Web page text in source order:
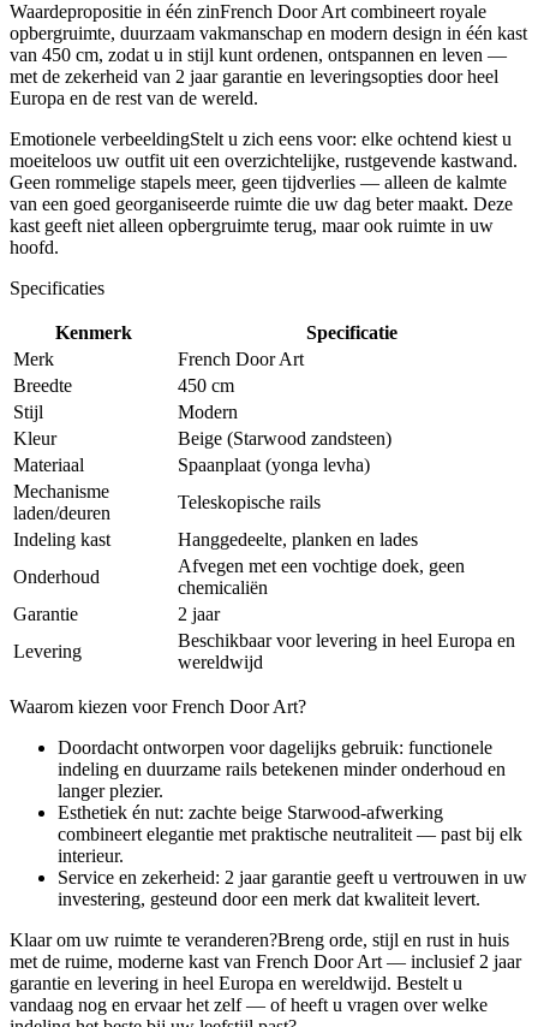
Waardepropositie in één zinFrench Door Art combineert royale
opbergruimte, duurzaam vakmanschap en modern design in één kast
van 450 cm, zodat u in stijl kunt ordenen, ontspannen en leven —
met de zekerheid van 2 jaar garantie en leveringsopties door heel
Europa en de rest van de wereld.
Emotionele verbeeldingStelt u zich eens voor: elke ochtend kiest u
moeiteloos uw outfit uit een overzichtelijke, rustgevende kastwand.
Geen rommelige stapels meer, geen tijdverlies — alleen de kalmte
van een goed georganiseerde ruimte die uw dag beter maakt. Deze
kast geeft niet alleen opbergruimte terug, maar ook ruimte in uw
hoofd.
Specificaties
Kenmerk
Specificatie
Merk
French Door Art
Breedte
450 cm
Stijl
Modern
Kleur
Beige (Starwood zandsteen)
Materiaal
Spaanplaat (yonga levha)
Mechanisme
laden/deuren
Teleskopische rails
Indeling kast
Hanggedeelte, planken en lades
Onderhoud
Afvegen met een vochtige doek, geen
chemicaliën
Garantie
2 jaar
Levering
Beschikbaar voor levering in heel Europa en
wereldwijd
Waarom kiezen voor French Door Art?
Doordacht ontworpen voor dagelijks gebruik: functionele
indeling en duurzame rails betekenen minder onderhoud en
langer plezier.
Esthetiek én nut: zachte beige Starwood-afwerking
combineert elegantie met praktische neutraliteit — past bij elk
interieur.
Service en zekerheid: 2 jaar garantie geeft u vertrouwen in uw
investering, gesteund door een merk dat kwaliteit levert.
Klaar om uw ruimte te veranderen?Breng orde, stijl en rust in huis
met de ruime, moderne kast van French Door Art — inclusief 2 jaar
garantie en levering in heel Europa en wereldwijd. Bestelt u
vandaag nog en ervaar het zelf — of heeft u vragen over welke